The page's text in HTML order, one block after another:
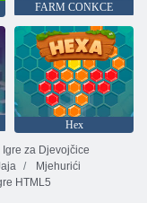
FARM CONKCE
Hex
Igre za Djevojčice
Mjehurići
HTML5